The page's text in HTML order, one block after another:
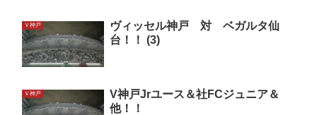
Ｖ神戸
ヴィッセル神戸 対 ベガルタ仙
台！！ (3)
Ｖ神戸
V神戸Jrユース＆社FCジュニア＆
他！！